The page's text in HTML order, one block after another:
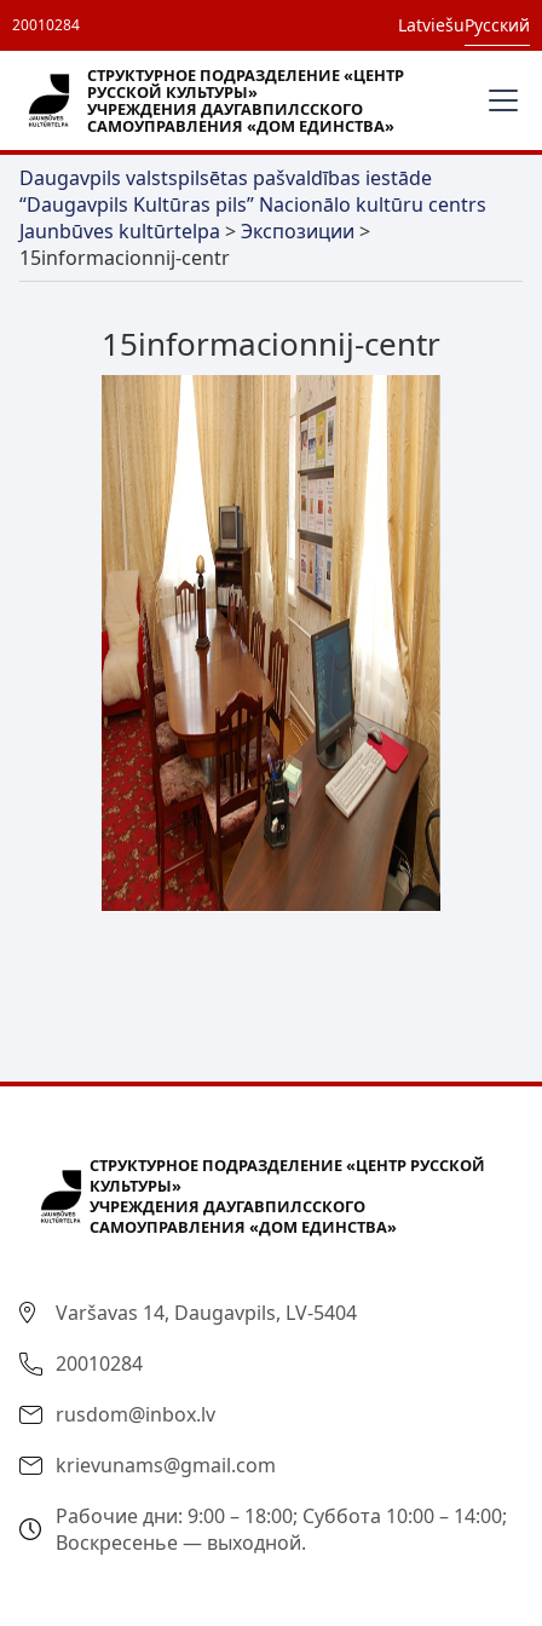
20010284 LatviešuРусский
СТРУКТУРНОЕ ПОДРАЗДЕЛЕНИЕ «ЦЕНТР
РУССКОЙ КУЛЬТУРЫ»
УЧРЕЖДЕНИЯ ДАУГАВПИЛССКОГО
САМОУПРАВЛЕНИЯ «ДОМ ЕДИНСТВА»
Daugavpils valstspilsētas pašvaldības iestāde
“Daugavpils Kultūras pils” Nacionālo kultūru centrs
Jaunbūves kultūrtelpa >Экспозиции >
15informacionnij-centr
15informacionnij-centr
СТРУКТУРНОЕ ПОДРАЗДЕЛЕНИЕ «ЦЕНТР РУССКОЙ
КУЛЬТУРЫ»
УЧРЕЖДЕНИЯ ДАУГАВПИЛССКОГО
САМОУПРАВЛЕНИЯ «ДОМ ЕДИНСТВА»
Varšavas 14, Daugavpils, LV-5404
20010284
rusdom@inbox.lv
krievunams@gmail.com
Рабочие дни: 9:00 – 18:00; Суббота 10:00 – 14:00;
Воскресенье — выходной.